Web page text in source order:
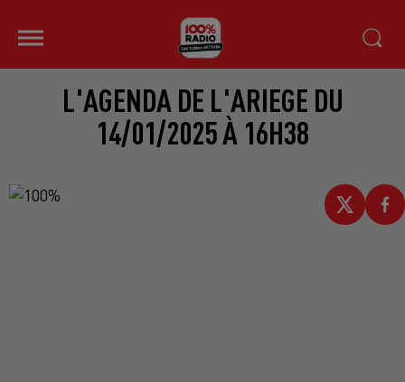
L'AGENDA DE L'ARIEGE DU
14/01/2025 À 16H38